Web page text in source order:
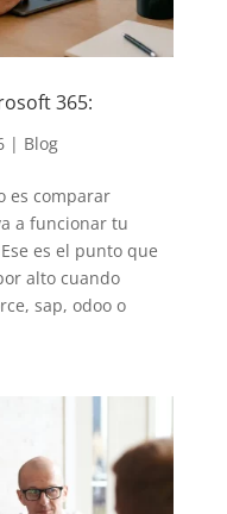
365:
| Blog
es comparar
a funcionar tu
es el punto que
alto cuando
sap, odoo o